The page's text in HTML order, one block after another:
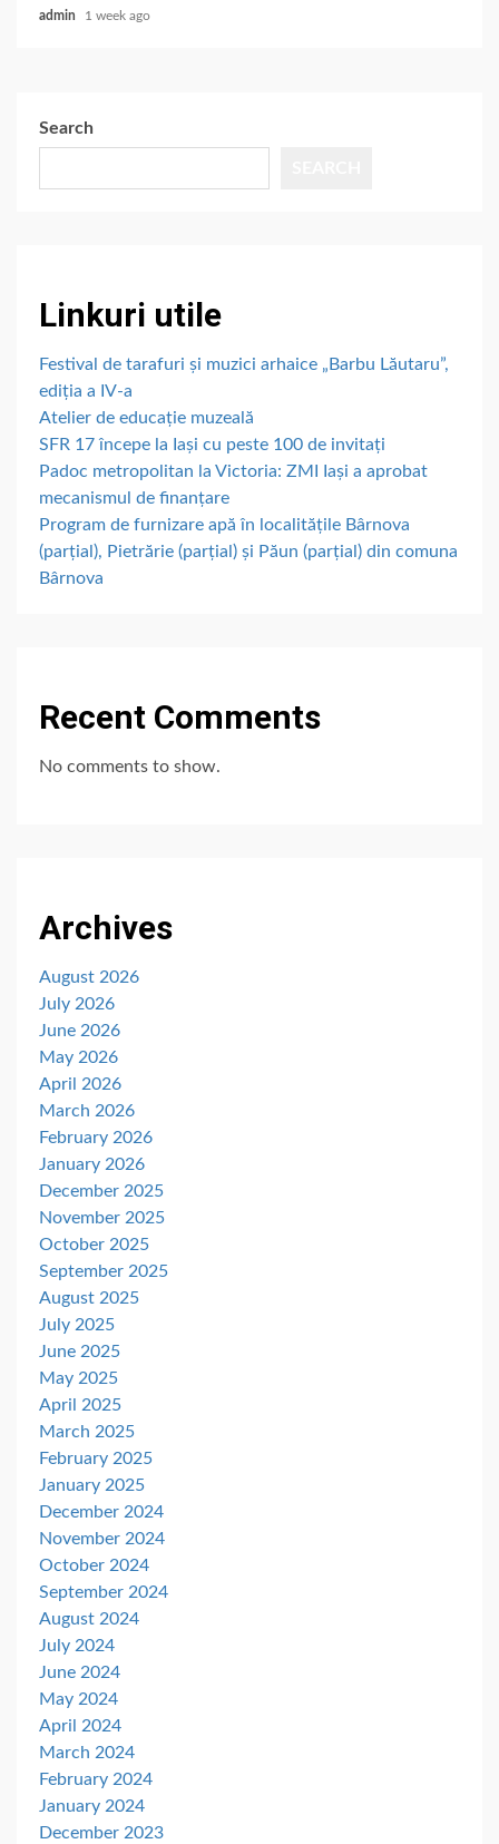
admin 1 week ago
Search
Linkuri utile
Festival de tarafuri și muzici arhaice „Barbu Lăutaru”,
ediția a IV-a
Atelier de educație muzeală
SFR 17 începe la Iași cu peste 100 de invitați
Padoc metropolitan la Victoria: ZMI Iași a aprobat
mecanismul de finanțare
Program de furnizare apă în localitățile Bârnova
(parțial), Pietrărie (parțial) și Păun (parțial) din comuna
Bârnova
Recent Comments
No comments to show.
Archives
August 2026
July 2026
June 2026
May 2026
April 2026
March 2026
February 2026
January 2026
December 2025
November 2025
October 2025
September 2025
August 2025
July 2025
June 2025
May 2025
April 2025
March 2025
February 2025
January 2025
December 2024
November 2024
October 2024
September 2024
August 2024
July 2024
June 2024
May 2024
April 2024
March 2024
February 2024
January 2024
December 2023